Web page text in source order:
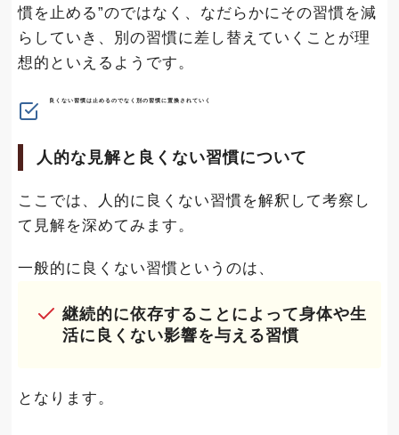
慣を止める”のではなく、なだらかにその習慣を減
らしていき、別の習慣に差し替えていくことが理
想的といえるようです。
良くない習慣は止めるのでなく別の習慣に置換されていく
人的な見解と良くない習慣について
ここでは、人的に良くない習慣を解釈して考察し
て見解を深めてみます。
一般的に良くない習慣というのは、
継続的に依存することによって身体や生
活に良くない影響を与える習慣
となります。